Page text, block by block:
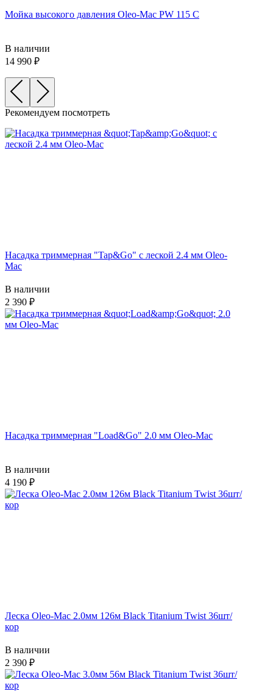
Мойка высокого давления Oleo-Mac PW 115 C
В наличии
14 990
Рекомендуем посмотреть
Насадка триммерная "Tap&Go" c леской 2.4 мм Oleo-
Mac
В наличии
2 390
Насадка триммерная "Load&Go" 2.0 мм Oleo-Mac
В наличии
4 190
Леска Oleo-Mac 2.0мм 126м Black Titanium Twist 36шт/
кор
В наличии
2 390